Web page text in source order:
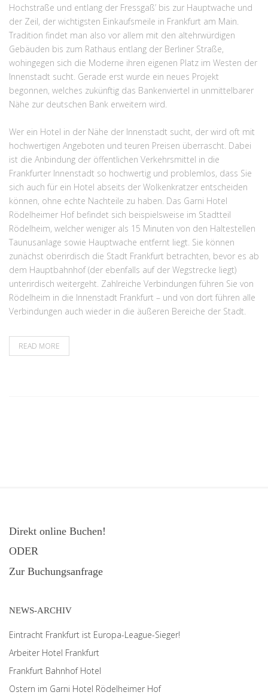
Hochstraße und entlang der Fressgaß’ bis zur Hauptwache und
der Zeil, der wichtigsten Einkaufsmeile in Frankfurt am Main.
Tradition findet man also vor allem mit den altehrwürdigen
Gebäuden bis zum Rathaus entlang der Berliner Straße,
wohingegen sich die Moderne ihren eigenen Platz im Westen der
Innenstadt sucht. Gerade erst wurde ein neues Projekt
begonnen, welches zukünftig das Bankenviertel in unmittelbarer
Nähe zur deutschen Bank erweitern wird.
Wer ein Hotel in der Nähe der Innenstadt sucht, der wird oft mit
hochwertigen Angeboten und teuren Preisen überrascht. Dabei
ist die Anbindung der öffentlichen Verkehrsmittel in die
Frankfurter Innenstadt so hochwertig und problemlos, dass Sie
sich auch für ein Hotel abseits der Wolkenkratzer entscheiden
können, ohne echte Nachteile zu haben. Das Garni Hotel
Rödelheimer Hof befindet sich beispielsweise im Stadtteil
Rödelheim, welcher weniger als 15 Minuten von den Haltestellen
Taunusanlage sowie Hauptwache entfernt liegt. Sie können
zunächst oberirdisch die Stadt Frankfurt betrachten, bevor es ab
dem Hauptbahnhof (der ebenfalls auf der Wegstrecke liegt)
unterirdisch weitergeht. Zahlreiche Verbindungen führen Sie von
Rödelheim in die Innenstadt Frankfurt – und von dort führen alle
Verbindungen auch wieder in die äußeren Bereiche der Stadt.
READ MORE
Direkt online Buchen!
ODER
Zur Buchungsanfrage
NEWS-ARCHIV
Eintracht Frankfurt ist Europa-League-Sieger!
Arbeiter Hotel Frankfurt
Frankfurt Bahnhof Hotel
Ostern im Garni Hotel Rödelheimer Hof